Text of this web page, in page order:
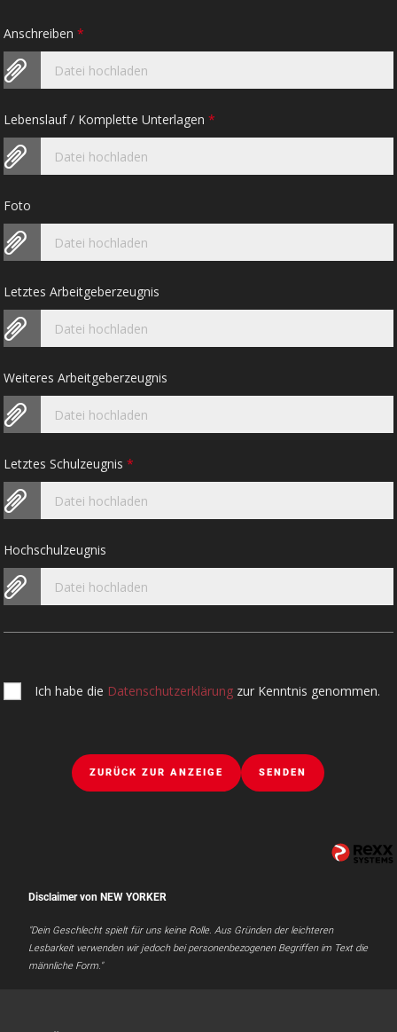
Anschreiben*
Datei hochladen
Lebenslauf / Komplette Unterlagen*
Datei hochladen
Foto
Datei hochladen
Letztes Arbeitgeberzeugnis
Datei hochladen
Weiteres Arbeitgeberzeugnis
Datei hochladen
Letztes Schulzeugnis*
Datei hochladen
Hochschulzeugnis
Datei hochladen
Ich habe die Datenschutzerklärung zur Kenntnis genommen.
ZURÜCK ZUR ANZEIGE SENDEN
Disclaimer von NEW YORKER
"Dein Geschlecht spielt für uns keine Rolle. Aus Gründen der leichteren
Lesbarkeit verwenden wir jedoch bei personenbezogenen Begriffen im Text die
männliche Form."